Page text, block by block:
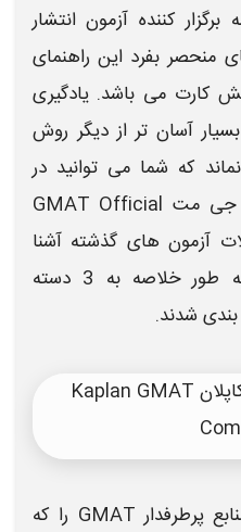
کننده آزمون انتشار
منحصر بفرد این راهنمای
کارت می باشد. یادگیری
آسان تر از دیگر روش
که شما می توانید در
جی مت GMAT Official
آزمون های گذشته آشنا
شوید. این نمونه سوالات به طور خلاصه به 3 دسته
شدند.
راهنمای کامل جی مت کاپلان Kaplan GMAT
پرطرفدار GMAT را که